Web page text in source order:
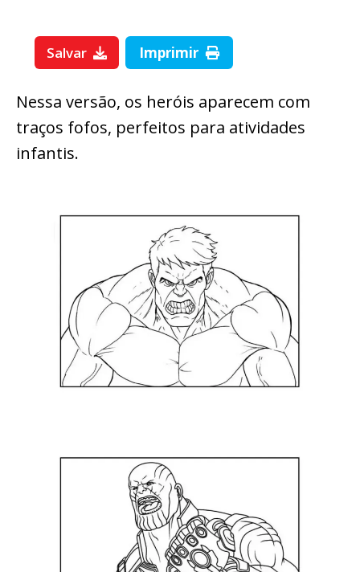
Salvar Imprimir
Nessa versão, os heróis aparecem com
traços fofos, perfeitos para atividades
infantis.